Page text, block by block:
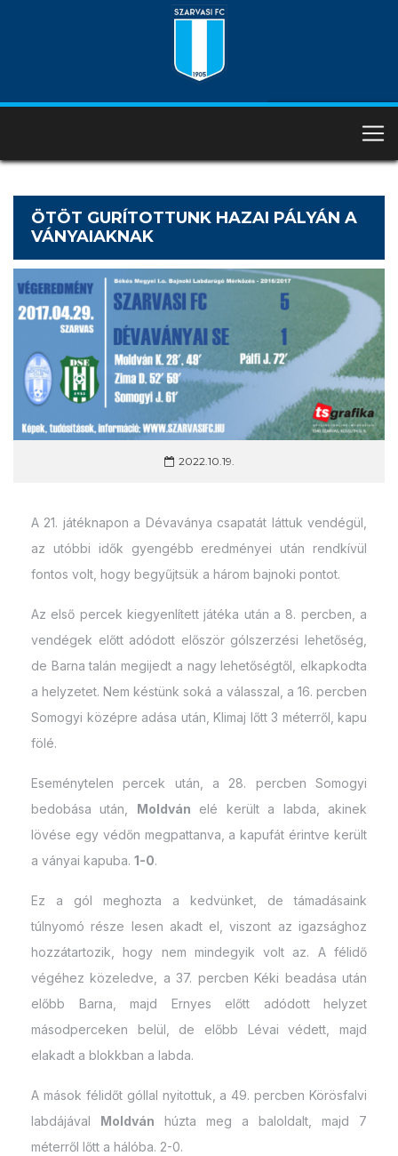
ÖTÖT GURÍTOTTUNK HAZAI PÁLYÁN A
VÁNYAIAKNAK
2022.10.19.
A 21. játéknapon a Dévaványa csapatát láttuk vendégül,
az utóbbi idők gyengébb eredményei után rendkívül
fontos volt, hogy begyűjtsük a három bajnoki pontot.
Az első percek kiegyenlített játéka után a 8. percben, a
vendégek előtt adódott először gólszerzési lehetőség,
de Barna talán megijedt a nagy lehetőségtől, elkapkodta
a helyzetet. Nem késtünk soká a válasszal, a 16. percben
Somogyi középre adása után, Klimaj lőtt 3 méterről, kapu
fölé.
Eseménytelen percek után, a 28. percben Somogyi
bedobása után, Moldván elé került a labda, akinek
lövése egy védőn megpattanva, a kapufát érintve került
a ványai kapuba. 1-0.
Ez a gól meghozta a kedvünket, de támadásaink
túlnyomó része lesen akadt el, viszont az igazsághoz
hozzátartozik, hogy nem mindegyik volt az. A félidő
végéhez közeledve, a 37. percben Kéki beadása után
előbb Barna, majd Ernyes előtt adódott helyzet
másodperceken belül, de előbb Lévai védett, majd
elakadt a blokkban a labda.
A mások félidőt góllal nyitottuk, a 49. percben Körösfalvi
labdájával Moldván húzta meg a baloldalt, majd 7
méterről lőtt a hálóba. 2-0.